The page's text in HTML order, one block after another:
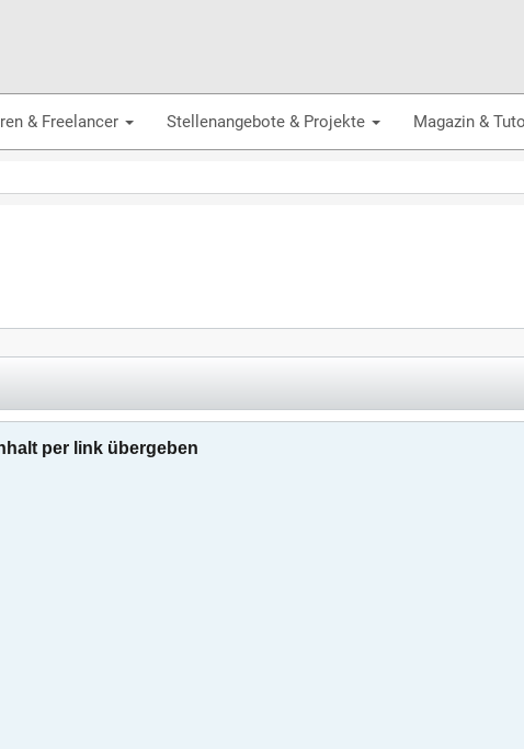
& Freelancer Stellenangebote & Projekte Magazin &
per link übergeben